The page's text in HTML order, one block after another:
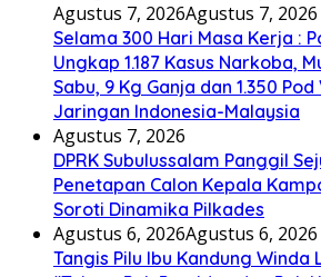
Agustus 7, 2026Agustus 7, 2026
Selama 300 Hari Masa Kerja :
Ungkap 1.187 Kasus Narkoba,
Sabu, 9 Kg Ganja dan 1.350
Jaringan Indonesia-Malaysia
Agustus 7, 2026
DPRK Subulussalam Panggil
Penetapan Calon Kepala
Soroti Dinamika Pilkades
Agustus 6, 2026Agustus 6, 2026
Tangis Pilu Ibu Kandung Winda